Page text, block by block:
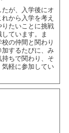
が、入学後にオ
から入学を考え
たいことに挑戦
ています。ま
の仲間と関わり
するたびに、み
ちで関わり、そ
軽に参加してい